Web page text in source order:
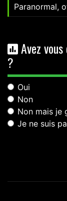
Paranormal,
Avez
?
Oui
Non
Non mais je
Je ne suis